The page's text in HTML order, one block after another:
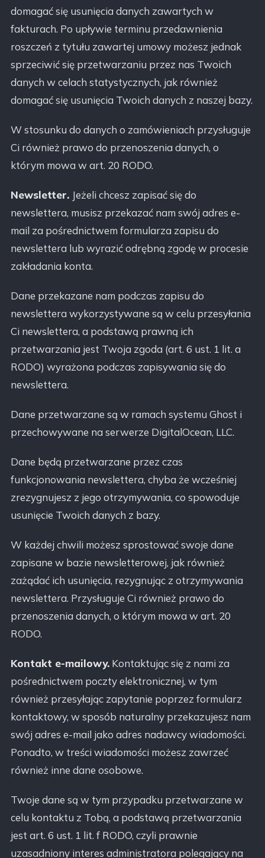
domagać się usunięcia danych zawartych w
fakturach. Po upływie terminu przedawnienia
roszczeń z tytułu zawartej umowy możesz jednak
sprzeciwić się przetwarzaniu przez nas Twoich
danych w celach statystycznych, jak również
domagać się usunięcia Twoich danych z naszej bazy.
W stosunku do danych o zamówieniach przysługuje
Ci również prawo do przenoszenia danych, o
którym mowa w art. 20 RODO.
Newsletter. Jeżeli chcesz zapisać się do
newslettera, musisz przekazać nam swój adres e-
mail za pośrednictwem formularza zapisu do
newslettera lub wyrazić odrębną zgodę w procesie
zakładania konta.
Dane przekazane nam podczas zapisu do
newslettera wykorzystywane są w celu przesyłania
Ci newslettera, a podstawą prawną ich
przetwarzania jest Twoja zgoda (art. 6 ust. 1 lit. a
RODO) wyrażona podczas zapisywania się do
newslettera.
Dane przetwarzane są w ramach systemu Ghost i
przechowywane na serwerze DigitalOcean, LLC.
Dane będą przetwarzane przez czas
funkcjonowania newslettera, chyba że wcześniej
zrezygnujesz z jego otrzymywania, co spowoduje
usunięcie Twoich danych z bazy.
W każdej chwili możesz sprostować swoje dane
zapisane w bazie newsletterowej, jak również
zażądać ich usunięcia, rezygnując z otrzymywania
newslettera. Przysługuje Ci również prawo do
przenoszenia danych, o którym mowa w art. 20
RODO.
Kontakt e-mailowy.Kontaktując się z nami za
pośrednictwem poczty elektronicznej, w tym
również przesyłając zapytanie poprzez formularz
kontaktowy, w sposób naturalny przekazujesz nam
swój adres e-mail jako adres nadawcy wiadomości.
Ponadto, w treści wiadomości możesz zawrzeć
również inne dane osobowe.
Twoje dane są w tym przypadku przetwarzane w
celu kontaktu z Tobą, a podstawą przetwarzania
jest art. 6 ust. 1 lit. f RODO, czyli prawnie
uzasadniony interes administratora polegający na